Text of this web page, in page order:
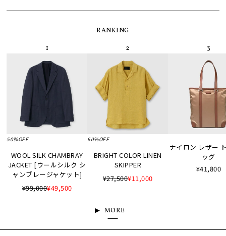
RANKING
50%OFF
WOOL SILK CHAMBRAY
JACKET [ウールシルク シ
ャンブレージャケット]
¥99,000¥49,500
60%OFF
BRIGHT COLOR LINEN
SKIPPER
¥27,500¥11,000
ナイロン レザー
ッグ
¥41,800
MORE